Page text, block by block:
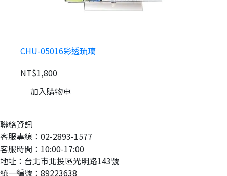
CHU-05016彩透琉璃
NT$1,800
加入購物車
聯絡資訊
客服專線：02-2893-1577
客服時間：10:00-17:00
地址：台北市北投區光明路143號
統一編號：89223638